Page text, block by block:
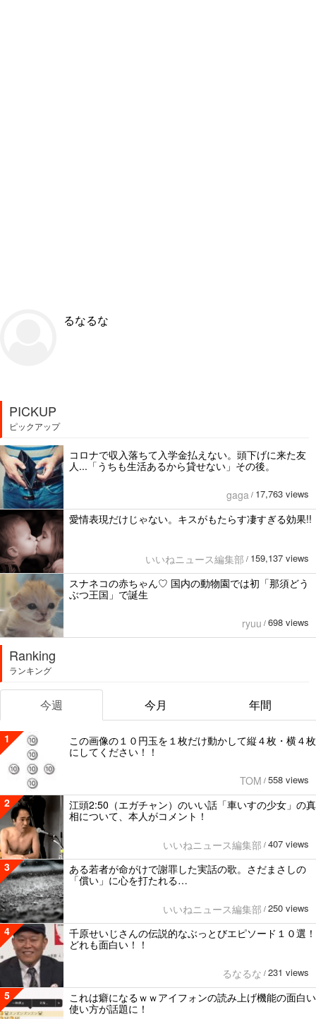
るなるな
PICKUP
ピックアップ
コロナで収入落ちて入学金払えない。頭下げに来た友
人...「うちも生活あるから貸せない」その後。
gaga / 17,763 views
愛情表現だけじゃない。キスがもたらす凄すぎる効果!!
いいねニュース編集部 / 159,137 views
スナネコの赤ちゃん♡ 国内の動物園では初「那須どう
ぶつ王国」で誕生
ryuu / 698 views
Ranking
ランキング
今週 今月 年間
1
この画像の１０円玉を１枚だけ動かして縦４枚・横４枚
にしてください！！
TOM / 558 views
2
江頭2:50（エガチャン）のいい話「車いすの少女」の真
相について、本人がコメント！
いいねニュース編集部 / 407 views
3
ある若者が命がけで謝罪した実話の歌。さだまさしの
「償い」に心を打たれる…
いいねニュース編集部 / 250 views
4
千原せいじさんの伝説的なぶっとびエピソード１０選！
どれも面白い！！
るなるな / 231 views
5
これは癖になるｗｗアイフォンの読み上げ機能の面白い
使い方が話題に！